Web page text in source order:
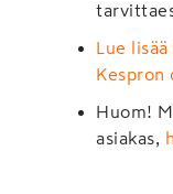
Lue
Kespron
Huom!
asiakas,